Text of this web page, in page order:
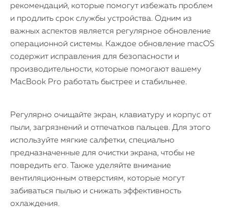
рекомендаций, которые помогут избежать проблем
и продлить срок службы устройства. Одним из
важных аспектов является регулярное обновление
операционной системы. Каждое обновление macOS
содержит исправления для безопасности и
производительности, которые помогают вашему
MacBook Pro работать быстрее и стабильнее.
Регулярно очищайте экран, клавиатуру и корпус от
пыли, загрязнений и отпечатков пальцев. Для этого
используйте мягкие салфетки, специально
предназначенные для очистки экрана, чтобы не
повредить его. Также уделяйте внимание
вентиляционным отверстиям, которые могут
забиваться пылью и снижать эффективность
охлаждения.